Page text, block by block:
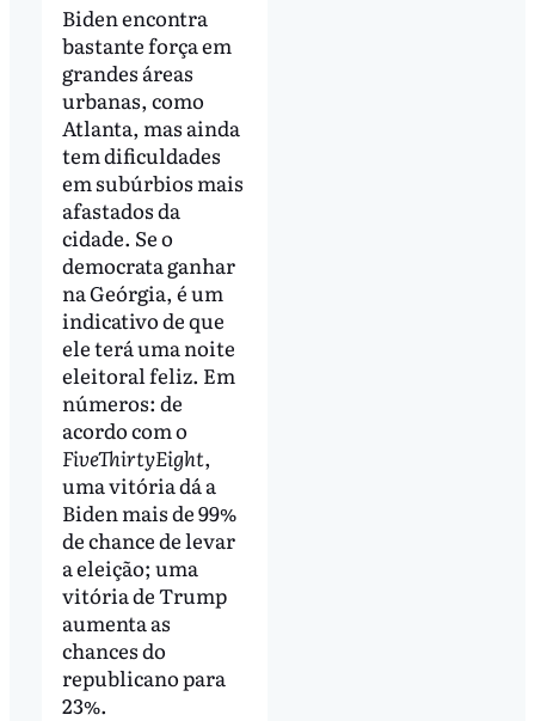
Biden encontra
bastante força em
grandes áreas
urbanas, como
Atlanta, mas ainda
tem dificuldades
em subúrbios mais
afastados da
cidade. Se o
democrata ganhar
na Geórgia, é um
indicativo de que
ele terá uma noite
eleitoral feliz. Em
números: de
acordo com o
FiveThirtyEight,
uma vitória dá a
Biden mais de 99%
de chance de levar
a eleição; uma
vitória de Trump
aumenta as
chances do
republicano para
23%.